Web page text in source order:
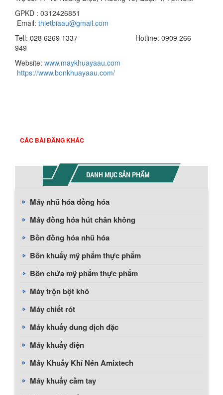
GPKD : 0312426851
Email: thietbiaau@gmail.com
Tell: 028 6269 1337 Hotline: 0909 266
949
Website: www.maykhuayaau.com
https://www.bonkhuayaau.com/
CÁC BÀI ĐĂNG KHÁC
DANH MỤC SẢN PHẨM
Máy nhũ hóa đồng hóa
Máy đồng hóa hút chân không
Bồn đồng hóa nhũ hóa
Bồn khuấy mỹ phẩm thực phẩm
Bồn chứa mỹ phẩm thực phẩm
Máy trộn bột khô
Máy chiết rót
Máy khuấy dung dịch đặc
Máy khuấy điện
Máy Khuấy Khí Nén Amixtech
Máy khuấy cầm tay